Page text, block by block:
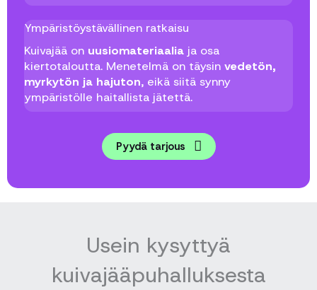
Ympäristöystävällinen ratkaisu
Kuivajää on uusiomateriaalia ja osa
kiertotaloutta. Menetelmä on täysin vedetön,
myrkytön ja hajuton, eikä siitä synny
ympäristölle haitallista jätettä.
Pyydä tarjous
Usein kysyttyä
kuivajääpuhalluksesta